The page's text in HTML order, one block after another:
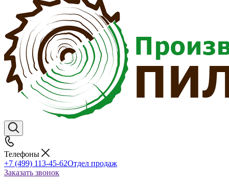
Телефоны
+7 (499) 113-45-62Отдел продаж
Заказать звонок